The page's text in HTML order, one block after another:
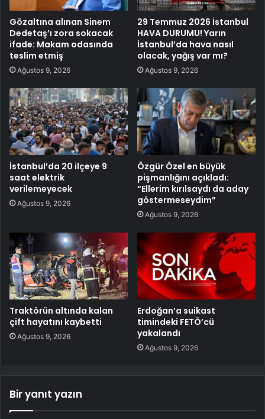
Gözaltına alınan Sinem
Dedetaş’ı zora sokacak
ifade: Makam odasında
teslim etmiş
Ağustos 9, 2026
29 Temmuz 2026 İstanbul
HAVA DURUMU! Yarın
İstanbul’da hava nasıl
olacak, yağış var mı?
Ağustos 9, 2026
İstanbul’da 20 ilçeye 9
saat elektrik
verilemeyecek
Ağustos 9, 2026
Özgür Özel en büyük
pişmanlığını açıkladı:
“Ellerim kırılsaydı da aday
göstermeseydim”
Ağustos 9, 2026
Traktörün altında kalan
çift hayatını kaybetti
Ağustos 9, 2026
Erdoğan’a suikast
timindeki FETÖ’cü
yakalandı
Ağustos 9, 2026
Bir yanıt yazın